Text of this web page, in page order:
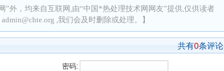
”外，均来自互联网,由“中国*热处理技术网网友”提供,仅供读者
,我们会及时删除或处理。】
共有0条评论
密码: